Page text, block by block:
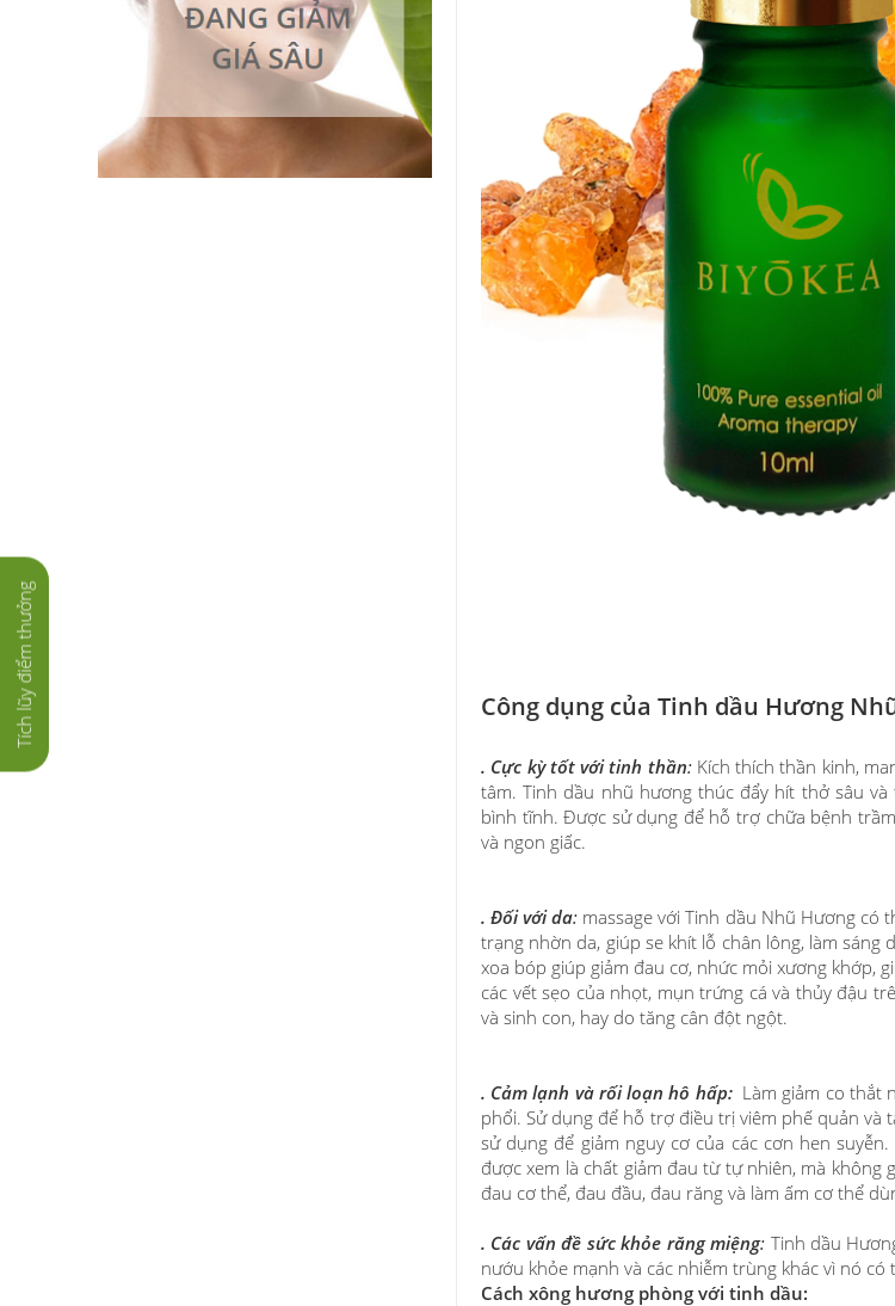
Công dụng của Tinh dầu Hương
. Cực kỳ tốt với tinh thần:Kích thích thần kinh,
tâm. Tinh dầu nhũ hương thúc đẩy hít thở sâu
bình tĩnh. Được sử dụng để hỗ trợ chữa bệnh
và ngon giấc.
. Đối với da: massage với Tinh dầu Nhũ Hương có
trạng nhờn da, giúp se khít lỗ chân lông, làm
xoa bóp giúp giảm đau cơ, nhức mỏi xương khớp,
các vết sẹo của nhọt, mụn trứng cá và thủy đậu
và sinh con, hay do tăng cân đột ngột.
. Cảm lạnh và rối loạn hô hấp: Làm giảm co thắt
phổi. Sử dụng để hỗ trợ điều trị viêm phế quản
sử dụng để giảm nguy cơ của các cơn hen
được xem là chất giảm đau từ tự nhiên, mà
đau cơ thể, đau đầu, đau răng và làm ấm cơ thể
. Các vấn đề sức khỏe răng miệng: Tinh dầu
nướu khỏe mạnh và các nhiễm trùng khác vì nó có
Cách xông hương phòng với tinh dầu:
Tích lũy điểm thưởng